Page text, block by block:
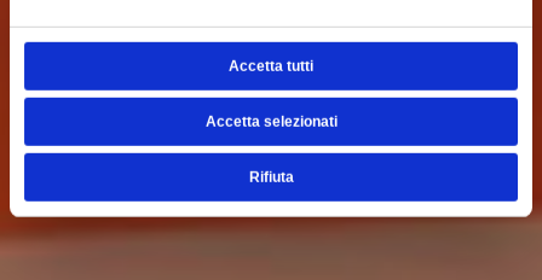
Accetta tutti
Accetta selezionati
Rifiuta